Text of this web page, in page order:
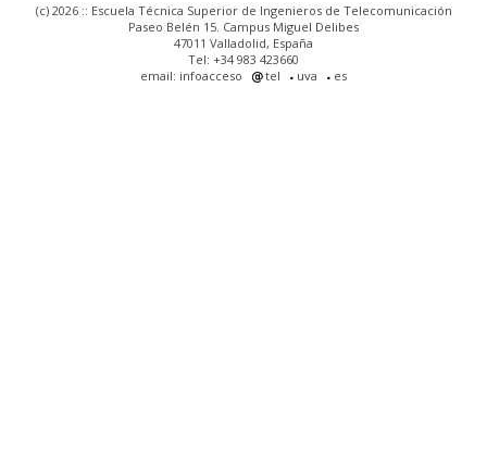
(c) 2026 :: Escuela Técnica Superior de Ingenieros de Telecomunicación
Paseo Belén 15. Campus Miguel Delibes
47011 Valladolid, España
Tel: +34 983 423660
email: infoacceso
tel uva es